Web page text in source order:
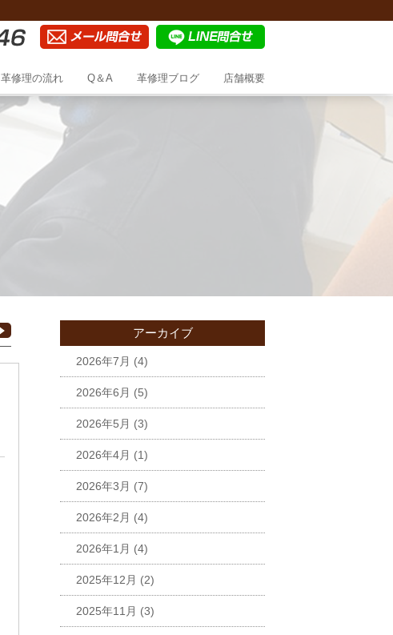
革修理の流れ Q＆A 革修理ブログ 店舗概要
アーカイブ
2026年7月 (4)
2026年6月 (5)
2026年5月 (3)
2026年4月 (1)
2026年3月 (7)
2026年2月 (4)
2026年1月 (4)
2025年12月 (2)
2025年11月 (3)